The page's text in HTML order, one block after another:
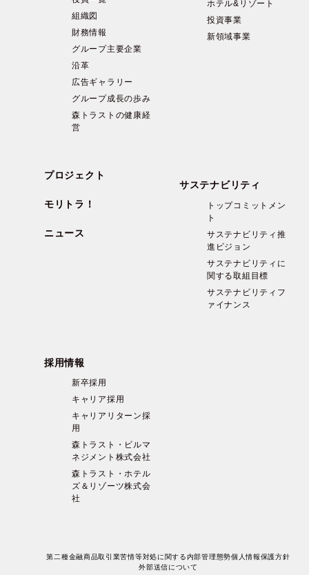
組織図
財務情報
グループ主要企業
沿革
広告ギャラリー
グループ成長の歩み
森トラストの健康経
営
ホテル&リゾート
投資事業
新領域事業
プロジェクト
モリトラ！
ニュース
サステナビリティ
トップコミットメン
ト
サステナビリティ推
進ビジョン
サステナビリティに
関する取組目標
サステナビリティフ
ァイナンス
採用情報
新卒採用
キャリア採用
キャリアリターン採
用
森トラスト・ビルマ
ネジメント株式会社
森トラスト・ホテル
ズ＆リゾーツ株式会
社
第二種金融商品取引業苦情等対処に関する内部管理態勢個人情報保護方針
外部送信について